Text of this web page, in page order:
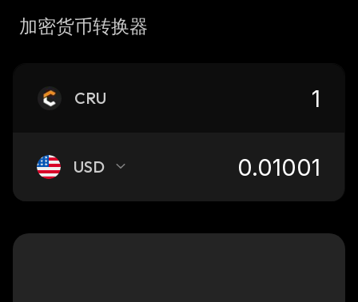
加密货币转换器
CRU
USD